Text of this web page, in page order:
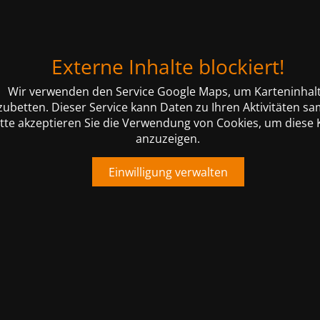
Externe Inhalte blockiert!
Wir verwenden den Service Google Maps, um
Dieser Service kann Daten zu Ihren Aktivitäten
akzeptieren Sie die Verwendung von Cookies, um diese
anzuzeigen.
Einwilligung verwalten